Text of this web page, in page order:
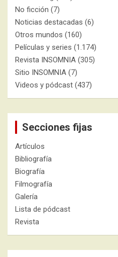
No ficción (7)
Noticias destacadas (6)
Otros mundos (160)
Películas y series (1.174)
Revista INSOMNIA (305)
Sitio INSOMNIA (7)
Videos y pódcast (437)
Secciones fijas
Artículos
Bibliografía
Biografía
Filmografía
Galería
Lista de pódcast
Revista